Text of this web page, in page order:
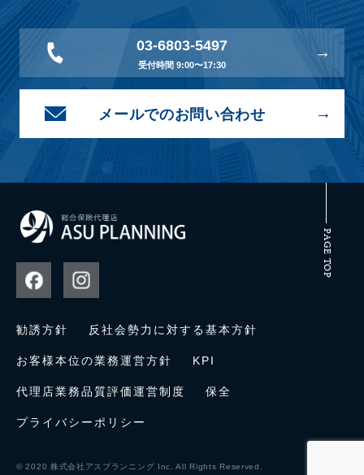
03-6803-5497
受付時間 9:00〜17:30
メールでのお問い合わせ
PAGE TOP
勧誘方針 反社会勢力に対する基本方針
お客様本位の業務運営方針 KPI
代理店業務品質評価運営制度 保全
プライバシーポリシー
© 2020 株式会社アスプランニング Inc. All Rights Reserved.